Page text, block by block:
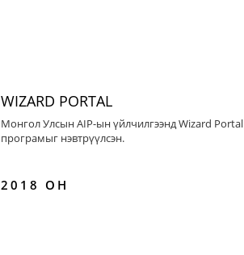
WIZARD PORTAL
Монгол Улсын AIP-ын үйлчилгээнд Wizard Portal
програмыг нэвтрүүлсэн.
2018 ОН